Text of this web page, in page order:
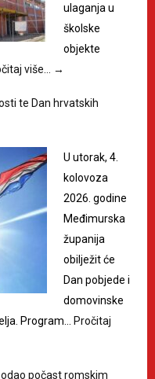
ulaganja u
školske
objekte
više… →
te Dan hrvatskih
U utorak, 4.
kolovoza
2026. godine
Međimurska
županija
obilježit će
Dan pobjede i
domovinske
Program…
Pročitaj
počast romskim